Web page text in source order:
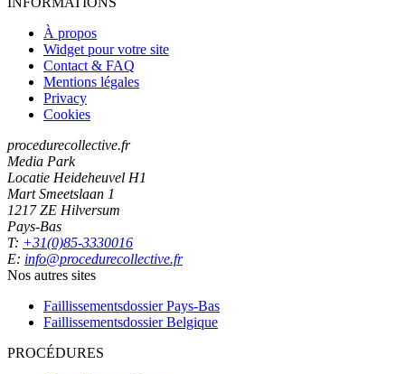
À propos
Widget pour votre site
Contact & FAQ
Mentions légales
Privacy
Cookies
procedurecollective.fr
Media Park
Locatie Heideheuvel H1
Mart Smeetslaan 1
1217 ZE Hilversum
Pays-Bas
T: +31(0)85-3330016
E: info@procedurecollective.fr
Nos autres sites
Faillissementsdossier Pays-Bas
Faillissementsdossier Belgique
PROCÉDURES